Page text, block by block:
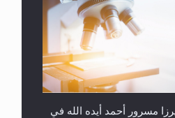
مسرور أحمد أيده الله في